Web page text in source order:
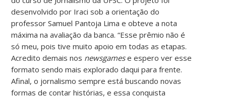
desenvolvido por Iraci sob a orientação do
professor Samuel Pantoja Lima e obteve a nota
máxima na avaliação da banca. “Esse prêmio não é
só meu, pois tive muito apoio em todas as etapas.
Acredito demais nos newsgamese espero ver esse
formato sendo mais explorado daqui para frente.
Afinal, o jornalismo sempre está buscando novas
formas de contar histórias, e essa conquista